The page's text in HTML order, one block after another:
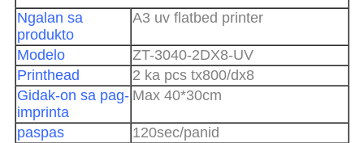
Ngalan sa
produkto
A3 uv flatbed printer
Modelo
ZT-3040-2DX8-UV
Printhead
2 ka pcs tx800/dx8
Gidak-on sa pag-
imprinta
Max 40*30cm
paspas
120sec/panid